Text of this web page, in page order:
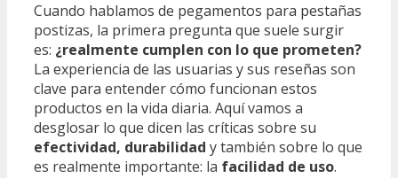
Cuando hablamos de pegamentos para pestañas
postizas, la primera pregunta que suele surgir
es: ¿realmente cumplen con lo que prometen?
La experiencia de las usuarias y sus reseñas son
clave para entender cómo funcionan estos
productos en la vida diaria. Aquí vamos a
desglosar lo que dicen las críticas sobre su
efectividad, durabilidad y también sobre lo que
es realmente importante: la facilidad de uso.